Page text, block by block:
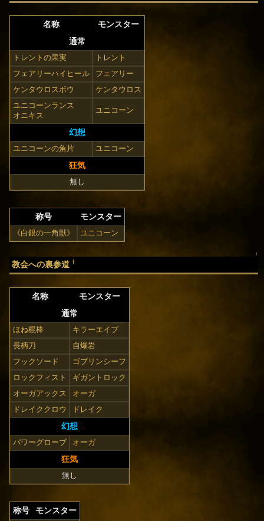
名称
モンスター
通常
トレントの果実
トレント
フェアリーハイヒール
フェアリー
ケンタウロスボウ
ケンタウロス
ユニコーンランス
オニキス
ユニコーン
幻想
ユニコーンの角片 ユニコーン
狂気
無し
称号 モンスター
《白銀の一角獣》 ユニコーン
↑
教会への裏参道 †
名称
モンスター
通常
ほね棍棒
キラーエイプ
長柄刀
自爆岩
フックソード
ゴブリンシーフ
ロックフィスト
ギガントロック
オーガアックス
オーガ
ドレイククロウ
ドレイク
幻想
パワーグローブ オーガ
狂気
無し
称号 モンスター